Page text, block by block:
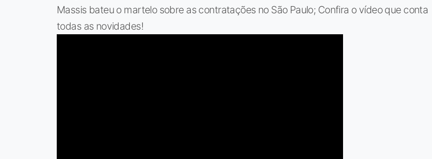
Massis bateu o martelo sobre as contratações no São Paulo; Confira o vídeo que conta
todas as novidades!